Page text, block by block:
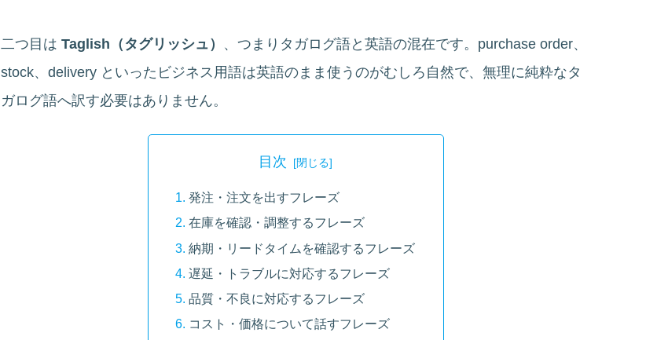
二つ目は Taglish（タグリッシュ） 、つまりタガログ語と英語の混在です。purchase order、
stock、delivery といったビジネス用語は英語のまま使うのがむしろ自然で、無理に純粋なタ
ガログ語へ訳す必要はありません。
目次
発注・注文を出すフレーズ
在庫を確認・調整するフレーズ
納期・リードタイムを確認するフレーズ
遅延・トラブルに対応するフレーズ
品質・不良に対応するフレーズ
コスト・価格について話すフレーズ